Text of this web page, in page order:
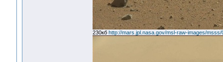
230кб http://mars.jpl.nasa.gov/msl-raw-images/